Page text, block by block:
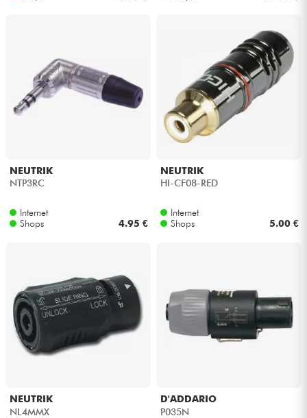
NEUTRIK
NTP3RC
Internet
Shops
4.95 €
NEUTRIK
HI-CF08-RED
Internet
Shops
5.00 €
NEUTRIK
NL4MMX
D'ADDARIO
P035N